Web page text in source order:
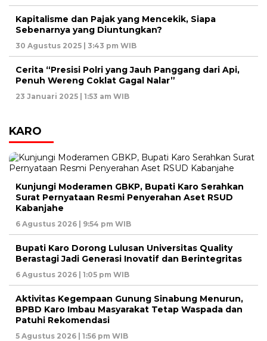
Kapitalisme dan Pajak yang Mencekik, Siapa
Sebenarnya yang Diuntungkan?
30 Agustus 2025 | 3:43 pm WIB
Cerita “Presisi Polri yang Jauh Panggang dari Api,
Penuh Wereng Coklat Gagal Nalar”
23 Januari 2025 | 1:53 am WIB
KARO
Kunjungi Moderamen GBKP, Bupati Karo Serahkan
Surat Pernyataan Resmi Penyerahan Aset RSUD
Kabanjahe
6 Agustus 2026 | 9:54 pm WIB
Bupati Karo Dorong Lulusan Universitas Quality
Berastagi Jadi Generasi Inovatif dan Berintegritas
6 Agustus 2026 | 1:05 pm WIB
Aktivitas Kegempaan Gunung Sinabung Menurun,
BPBD Karo Imbau Masyarakat Tetap Waspada dan
Patuhi Rekomendasi
5 Agustus 2026 | 1:56 pm WIB